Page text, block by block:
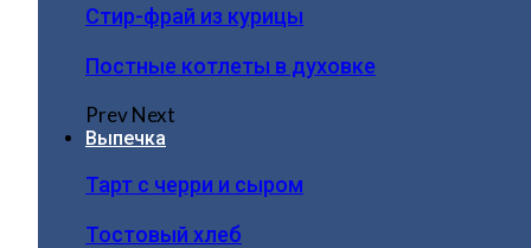
Стир-фрай из курицы
Постные котлеты в духовке
PrevNext
Выпечка
Тарт с черри и сыром
Тостовый хлеб